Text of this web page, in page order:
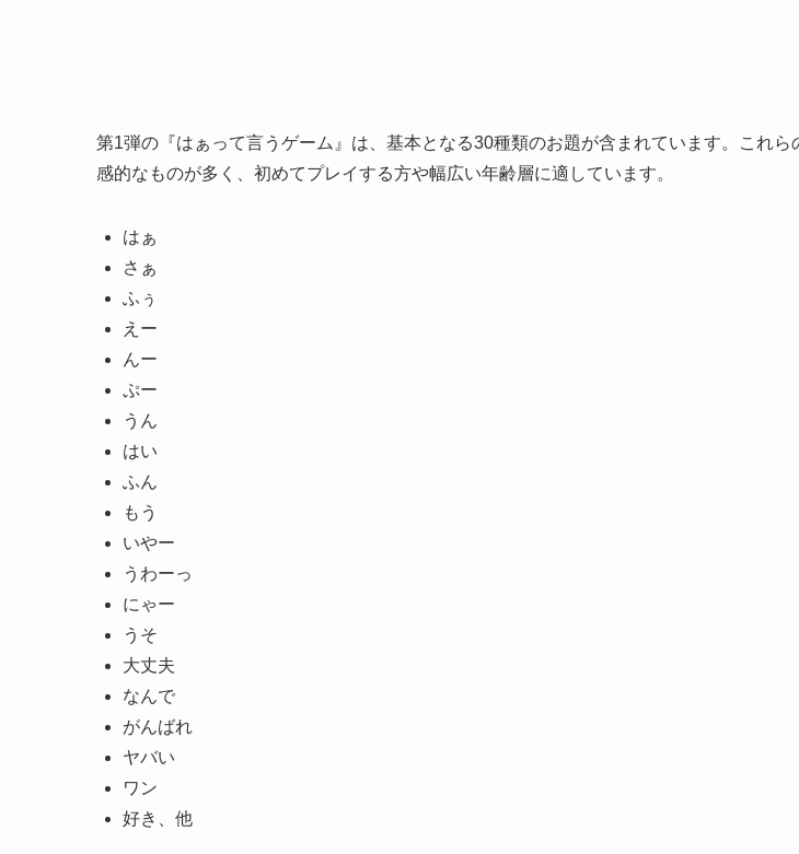
第1弾の『はぁって言うゲーム』は、基本となる30種類のお題が含まれています。これら
感的なものが多く、初めてプレイする方や幅広い年齢層に適しています。
はぁ
さぁ
ふぅ
えー
んー
ぷー
うん
はい
ふん
もう
いやー
うわーっ
にゃー
うそ
大丈夫
なんで
がんばれ
ヤバい
ワン
好き、他